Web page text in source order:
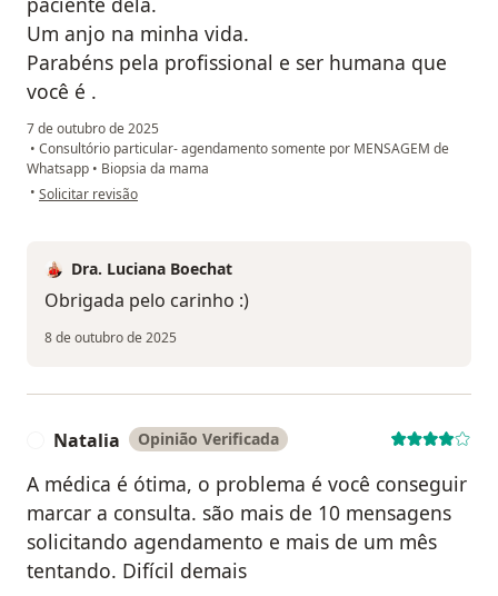
Um anjo na minha vida.
Parabéns pela profissional e ser humana que
você é .
7 de outubro de 2025
• Consultório particular- agendamento somente por MENSAGEM de
Whatsapp • Biopsia da mama
• na opinião do utilizador Lorreni da Rocha
Solicitar revisão
Dra. Luciana Boechat
Obrigada pelo carinho :)
8 de outubro de 2025
Natalia Opinião Verificada
A médica é ótima, o problema é você conseguir
marcar a consulta. são mais de 10 mensagens
solicitando agendamento e mais de um mês
tentando. Difícil demais